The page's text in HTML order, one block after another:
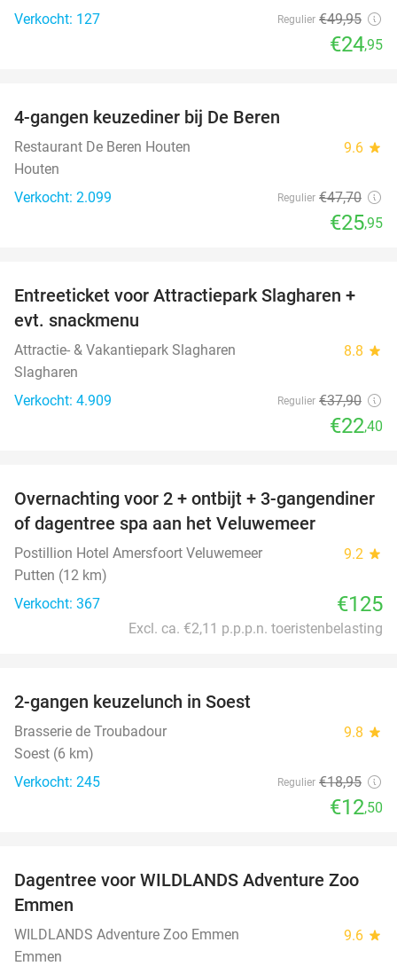
Verkocht: 127
Regulier €49,95
€24,95
4-gangen keuzediner bij De Beren
Restaurant De Beren Houten 9.6 star
Houten
Verkocht: 2.099
Regulier €47,70
€25,95
41%
Entreeticket voor Attractiepark Slagharen +
evt. snackmenu
Attractie- & Vakantiepark Slagharen 8.8 star
Slagharen
Verkocht: 4.909
Regulier €37,90
€22,40
Overnachting voor 2 + ontbijt + 3-gangendiner
of dagentree spa aan het Veluwemeer
Postillion Hotel Amersfoort Veluwemeer 9.2 star
Putten (12 km)
Verkocht: 367
€125
Excl. ca. €2,11 p.p.p.n. toeristenbelasting
2-gangen keuzelunch in Soest
Brasserie de Troubadour 9.8 star
Soest (6 km)
Verkocht: 245
Regulier €18,95
€12,50
24%
Dagentree voor WILDLANDS Adventure Zoo
Emmen
WILDLANDS Adventure Zoo Emmen 9.6 star
Emmen